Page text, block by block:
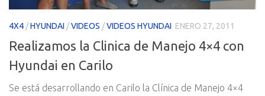
4X4 /HYUNDAI /VIDEOS /VIDEOS HYUNDAI ENERO 27, 2011
Realizamos la Clinica de Manejo 4×4 con
Hyundai en Carilo
Se está desarrollando en Carilo la Clínica de Manejo 4×4